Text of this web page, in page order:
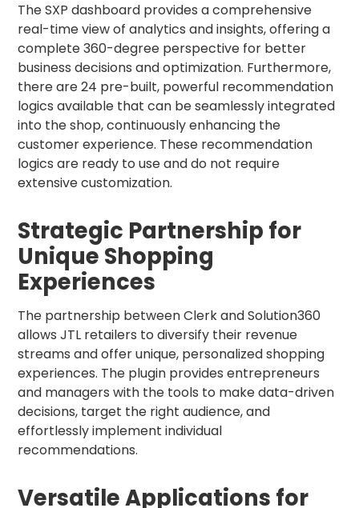
The SXP dashboard provides a comprehensive
real-time view of analytics and insights, offering a
complete 360-degree perspective for better
business decisions and optimization. Furthermore,
there are 24 pre-built, powerful recommendation
logics available that can be seamlessly integrated
into the shop, continuously enhancing the
customer experience. These recommendation
logics are ready to use and do not require
extensive customization.
Strategic Partnership for
Unique Shopping
Experiences
The partnership between Clerk and Solution360
allows JTL retailers to diversify their revenue
streams and offer unique, personalized shopping
experiences. The plugin provides entrepreneurs
and managers with the tools to make data-driven
decisions, target the right audience, and
effortlessly implement individual
recommendations.
Versatile Applications for